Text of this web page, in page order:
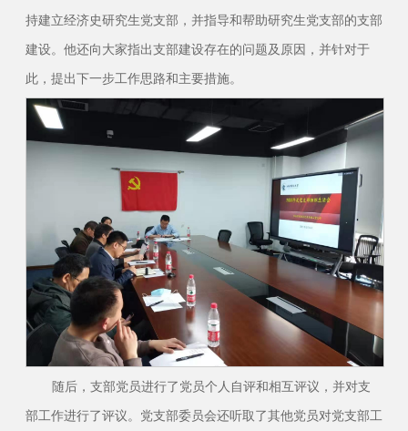
持建立经济史研究生党支部，并指导和帮助研究生党支部的支部
建设。他还向大家指出支部建设存在的问题及原因，并针对于
此，提出下一步工作思路和主要措施。
随后，支部党员进行了党员个人自评和相互评议，并对支
部工作进行了评议。党支部委员会还听取了其他党员对党支部工